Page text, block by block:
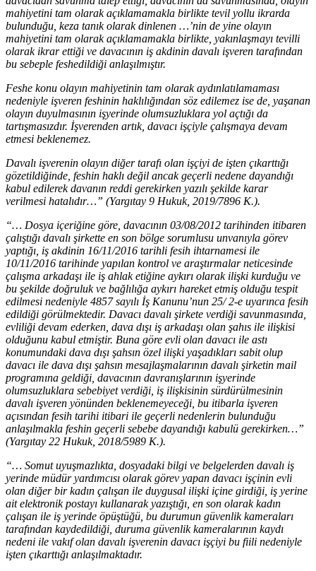
mahiyetini tam olarak açıklamamakla birlikte tevil yollu ikrarda
bulunduğu, keza tanık olarak dinlenen …’nin de yine olayın
mahiyetini tam olarak açıklamamakla birlikte, yakınlaşmayı tevilli
olarak ikrar ettiği ve davacının iş akdinin davalı işveren tarafından
bu sebeple feshedildiği anlaşılmıştır.
Feshe konu olayın mahiyetinin tam olarak aydınlatılamaması
nedeniyle işveren feshinin haklılığından söz edilemez ise de, yaşanan
olayın duyulmasının işyerinde olumsuzluklara yol açtığı da
tartışmasızdır. İşverenden artık, davacı işçiyle çalışmaya devam
etmesi beklenemez.
Davalı işverenin olayın diğer tarafı olan işçiyi de işten çıkarttığı
gözetildiğinde, feshin haklı değil ancak geçerli nedene dayandığı
kabul edilerek davanın reddi gerekirken yazılı şekilde karar
verilmesi hatalıdır…” (Yargıtay 9 Hukuk, 2019/7896 K.).
“… Dosya içeriğine göre, davacının 03/08/2012 tarihinden itibaren
çalıştığı davalı şirkette en son bölge sorumlusu unvanıyla görev
yaptığı, iş akdinin 16/11/2016 tarihli fesih ihtarnamesi ile
10/11/2016 tarihinde yapılan kontrol ve araştırmalar neticesinde
çalışma arkadaşı ile iş ahlak etiğine aykırı olarak ilişki kurduğu ve
bu şekilde doğruluk ve bağlılığa aykırı hareket etmiş olduğu tespit
edilmesi nedeniyle 4857 sayılı İş Kanunu’nun 25/ 2-e uyarınca fesih
edildiği görülmektedir. Davacı davalı şirkete verdiği savunmasında,
evliliği devam ederken, dava dışı iş arkadaşı olan şahıs ile ilişkisi
olduğunu kabul etmiştir. Buna göre evli olan davacı ile astı
konumundaki dava dışı şahsın özel ilişki yaşadıkları sabit olup
davacı ile dava dışı şahsın mesajlaşmalarının davalı şirketin mail
programına geldiği, davacının davranışlarının işyerinde
olumsuzluklara sebebiyet verdiği, iş ilişkisinin sürdürülmesinin
davalı işveren yönünden beklenemeyeceği, bu itibarla işveren
açısından fesih tarihi itibari ile geçerli nedenlerin bulunduğu
anlaşılmakla feshin geçerli sebebe dayandığı kabulü gerekirken…”
(Yargıtay 22 Hukuk, 2018/5989 K.).
“… Somut uyuşmazlıkta, dosyadaki bilgi ve belgelerden davalı iş
yerinde müdür yardımcısı olarak görev yapan davacı işçinin evli
olan diğer bir kadın çalışan ile duygusal ilişki içine girdiği, iş yerine
ait elektronik postayı kullanarak yazıştığı, en son olarak kadın
çalışan ile iş yerinde öpüştüğü, bu durumun güvenlik kameraları
tarafından kaydedildiği, duruma güvenlik kameralarının kaydı
nedeni ile vakıf olan davalı işverenin davacı işçiyi bu fiili nedeniyle
işten çıkarttığı anlaşılmaktadır.